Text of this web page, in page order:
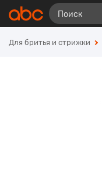
Для бритья и стрижки